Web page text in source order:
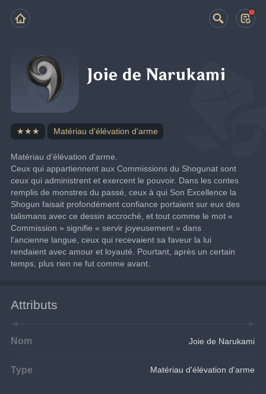
Joie de Narukami
★★★ Matériau d'élévation d'arme
Matériau d'élévation d'arme.
Ceux qui appartiennent aux Commissions du Shogunat sont
ceux qui administrent et exercent le pouvoir. Dans les contes
remplis de monstres du passé, ceux à qui Son Excellence la
Shogun faisait profondément confiance portaient sur eux des
talismans avec ce dessin accroché, et tout comme le mot «
Commission » signifie « servir joyeusement » dans
l'ancienne langue, ceux qui recevaient sa faveur la lui
rendaient avec amour et loyauté. Pourtant, après un certain
temps, plus rien ne fut comme avant.
Attributs
Nom Joie de Narukami
Type Matériau d'élévation d'arme